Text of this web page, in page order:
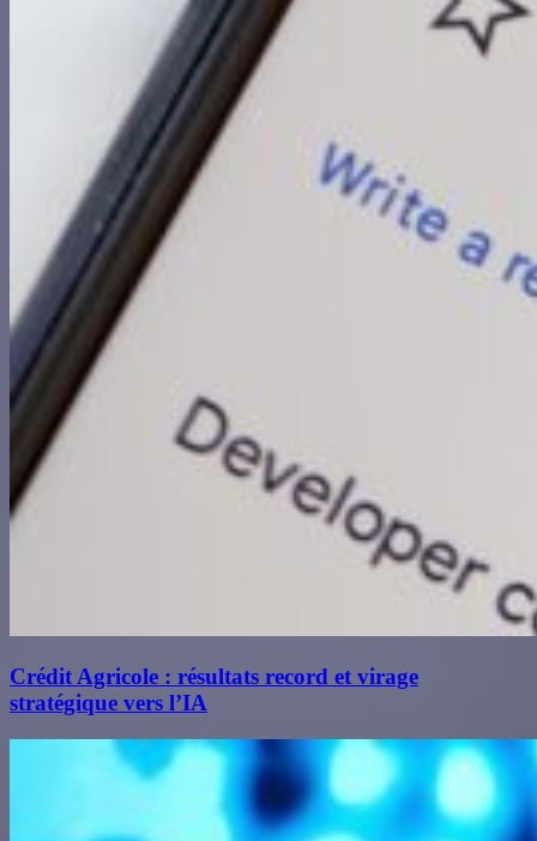
Crédit Agricole : résultats record et virage
stratégique vers l’IA